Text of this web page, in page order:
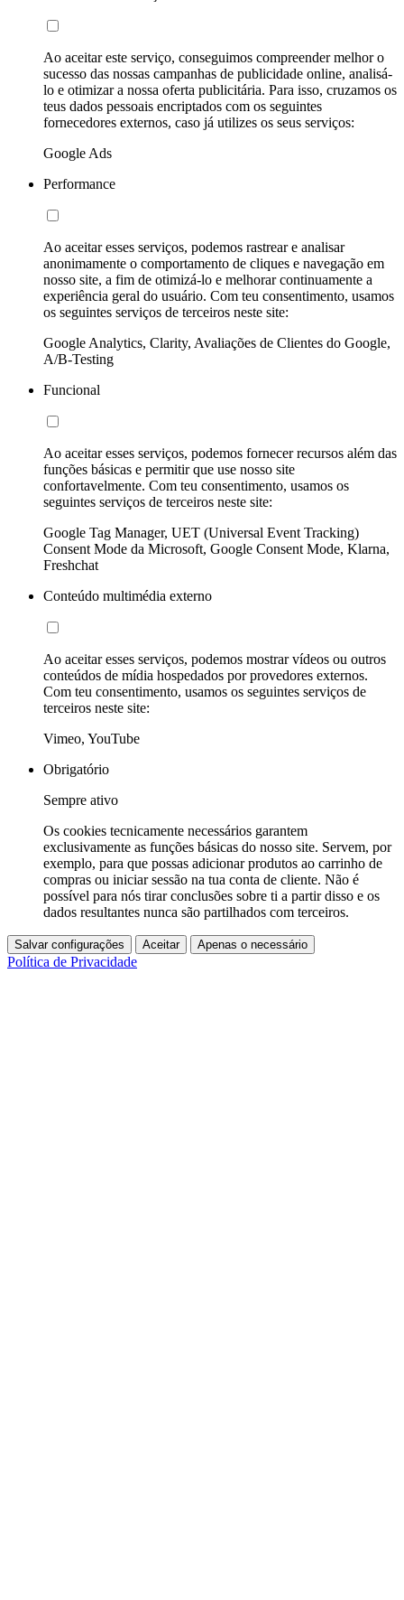
Ao aceitar este serviço, conseguimos compreender melhor o
sucesso das nossas campanhas de publicidade online, analisá-
lo e otimizar a nossa oferta publicitária. Para isso, cruzamos os
teus dados pessoais encriptados com os seguintes
fornecedores externos, caso já utilizes os seus serviços:
Google Ads
Performance
Ao aceitar esses serviços, podemos rastrear e analisar
anonimamente o comportamento de cliques e navegação em
nosso site, a fim de otimizá-lo e melhorar continuamente a
experiência geral do usuário. Com teu consentimento, usamos
os seguintes serviços de terceiros neste site:
Google Analytics, Clarity, Avaliações de Clientes do Google,
A/B-Testing
Funcional
Ao aceitar esses serviços, podemos fornecer recursos além das
funções básicas e permitir que use nosso site
confortavelmente. Com teu consentimento, usamos os
seguintes serviços de terceiros neste site:
Google Tag Manager, UET (Universal Event Tracking)
Consent Mode da Microsoft, Google Consent Mode, Klarna,
Freshchat
Conteúdo multimédia externo
Ao aceitar esses serviços, podemos mostrar vídeos ou outros
conteúdos de mídia hospedados por provedores externos.
Com teu consentimento, usamos os seguintes serviços de
terceiros neste site:
Vimeo, YouTube
Obrigatório
Sempre ativo
Os cookies tecnicamente necessários garantem
exclusivamente as funções básicas do nosso site. Servem, por
exemplo, para que possas adicionar produtos ao carrinho de
compras ou iniciar sessão na tua conta de cliente. Não é
possível para nós tirar conclusões sobre ti a partir disso e os
dados resultantes nunca são partilhados com terceiros.
Salvar configurações Aceitar Apenas o necessário
Política de Privacidade